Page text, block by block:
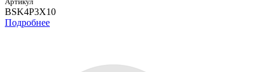
BSK4P3X10
Подробнее